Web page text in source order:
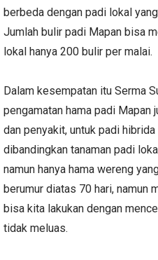
berbeda dengan padi lokal
Jumlah bulir padi Mapan bisa
lokal hanya 200 bulir per malai.
Dalam kesempatan itu Serma
pengamatan hama padi Mapan
dan penyakit, untuk padi
dibandingkan tanaman padi
namun hanya hama wereng
berumur diatas 70 hari, namun
bisa kita lakukan dengan
tidak meluas.